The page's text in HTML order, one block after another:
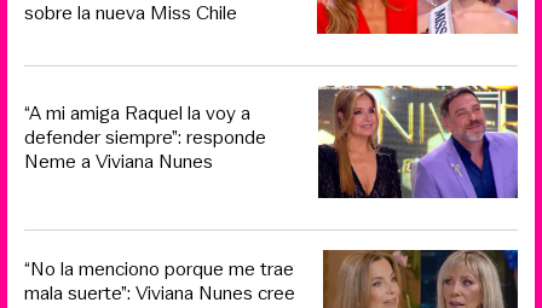
sobre la nueva Miss Chile
“A mi amiga Raquel la voy a
defender siempre”: responde
Neme a Viviana Nunes
“No la menciono porque me trae
mala suerte”: Viviana Nunes cree